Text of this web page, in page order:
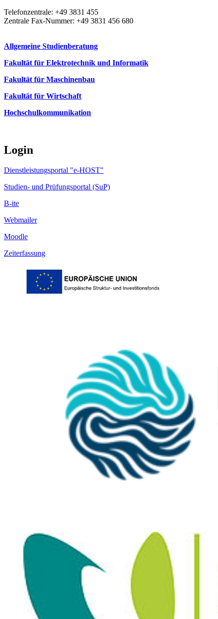
Telefonzentrale: +49 3831 455
Zentrale Fax-Nummer: +49 3831 456 680
Allgemeine Studienberatung
Fakultät für Elektrotechnik und Informatik
Fakultät für Maschinenbau
Fakultät für Wirtschaft
Hochschulkommunikation
Login
Dienstleistungsportal "e-HOST"
Studien- und Prüfungsportal (SuP)
B-ite
Webmailer
Moodle
Zeiterfassung